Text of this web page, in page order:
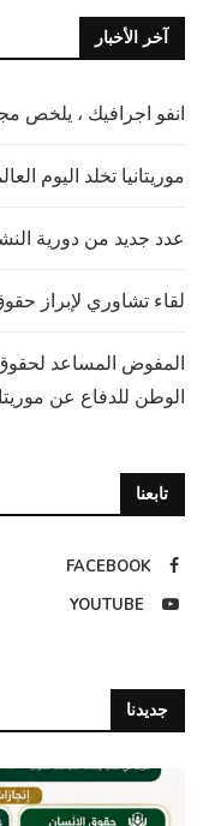
آخر الأخبار
انفو اجرافيك ، يلخص
موريتانيا تخلد اليوم
عدد جديد من دورية
لقاء تشاوري لإبراز
المفوض المساعد
الوطن للدفاع عن
تابعنا
FACEBOOK
YOUTUBE
جديدنا